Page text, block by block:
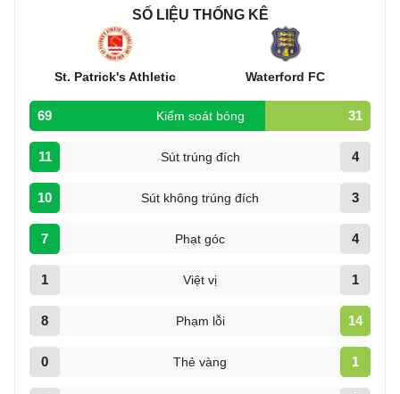
SỐ LIỆU THỐNG KÊ
St. Patrick's Athletic Waterford FC
69 Kiểm soát bóng 31
11 Sút trúng đích 4
10 Sút không trúng đích 3
7 Phạt góc 4
1 Việt vị 1
8 Phạm lỗi 14
0 Thẻ vàng 1